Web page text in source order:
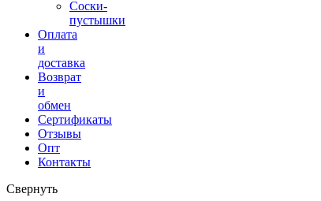
Соски-
пустышки
Оплата
и
доставка
Возврат
и
обмен
Сертификаты
Отзывы
Опт
Контакты
Свернуть